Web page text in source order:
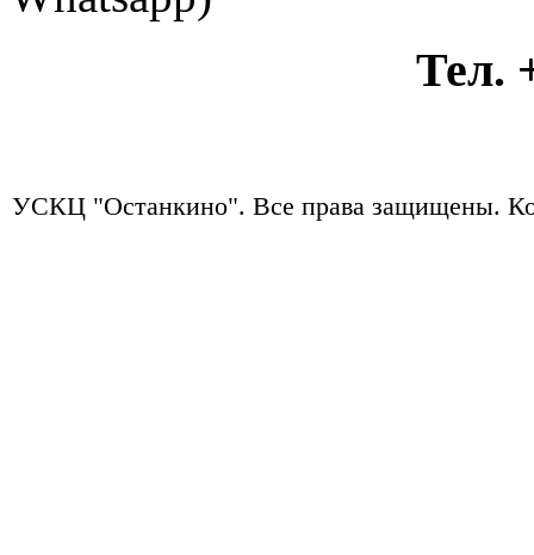
Тел.
УСКЦ "Останкино". Все права защищены.